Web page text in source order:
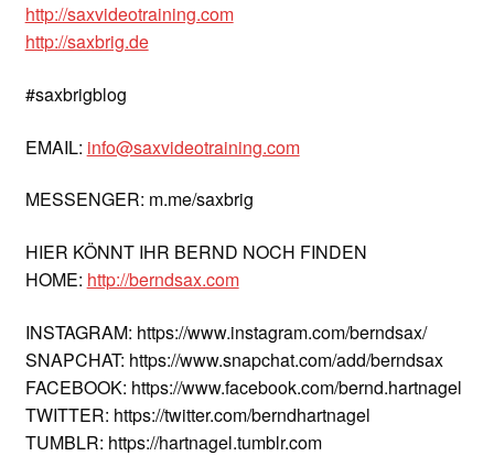
http://saxvideotraining.com
http://saxbrig.de
#saxbrigblog
EMAIL: info@saxvideotraining.com
MESSENGER: m.me/saxbrig
HIER KÖNNT IHR BERND NOCH FINDEN
HOME: http://berndsax.com
INSTAGRAM: https://www.instagram.com/berndsax/
SNAPCHAT: https://www.snapchat.com/add/berndsax
FACEBOOK: https://www.facebook.com/bernd.hartnagel
TWITTER: https://twitter.com/berndhartnagel
TUMBLR: https://hartnagel.tumblr.com